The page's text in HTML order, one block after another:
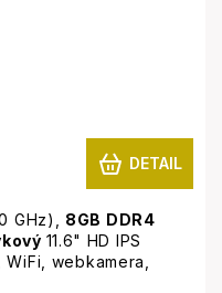
DETAIL
GHz), 8GB DDR4
11.6" HD IPS
webkamera,